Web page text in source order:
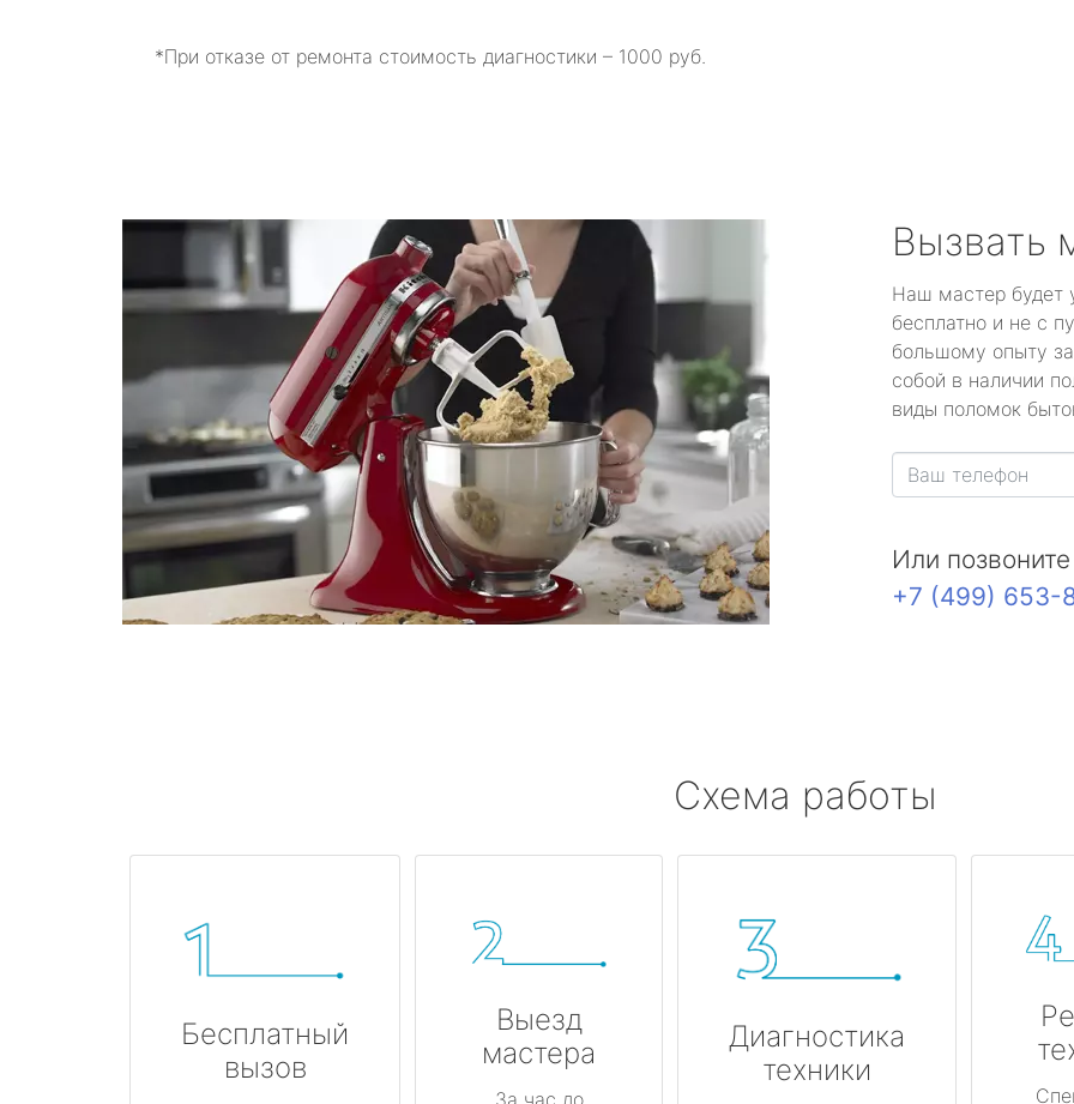
*При отказе от ремонта стоимость диагностики – 1000 руб.
Вызвать
Наш мастер будет
бесплатно и не с
большому опыту
собой в наличии
виды поломок
Или
+7 (499) 653-
Схема работы
Бесплатный
вызов
Выезд
мастера
Диагностика
техники